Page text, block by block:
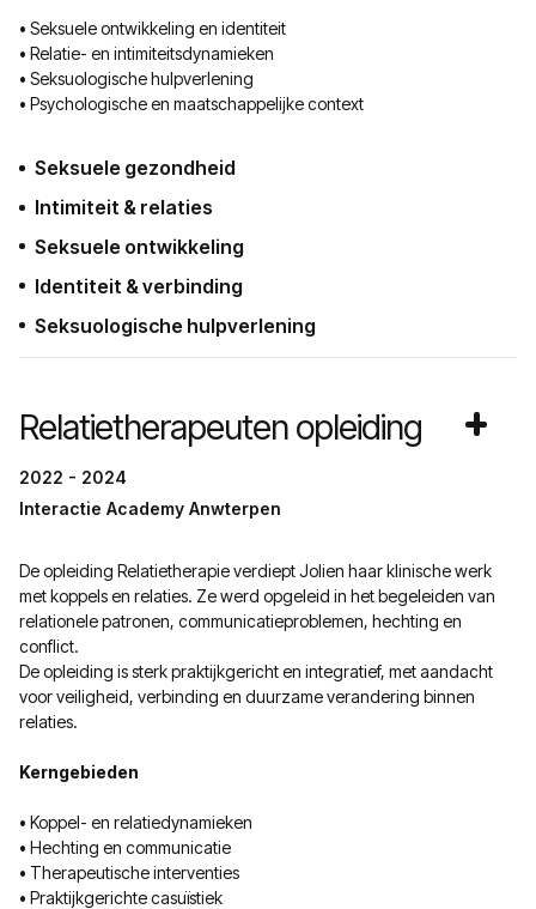
• Seksuele ontwikkeling en identiteit
• Relatie- en intimiteitsdynamieken
• Seksuologische hulpverlening
• Psychologische en maatschappelijke context
Seksuele gezondheid
Intimiteit & relaties
Seksuele ontwikkeling
Identiteit & verbinding
Seksuologische hulpverlening
2022 - 2024
Relatietherapeuten opleiding
Interactie Academy Anwterpen
De opleiding Relatietherapie verdiept Jolien haar klinische werk
met koppels en relaties. Ze werd opgeleid in het begeleiden van
relationele patronen, communicatieproblemen, hechting en
conflict.
De opleiding is sterk praktijkgericht en integratief, met aandacht
voor veiligheid, verbinding en duurzame verandering binnen
relaties.
Kerngebieden
• Koppel- en relatiedynamieken
• Hechting en communicatie
• Therapeutische interventies
• Praktijkgerichte casuïstiek